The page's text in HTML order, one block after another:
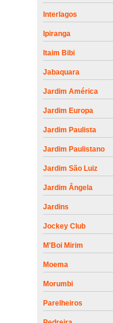
Interlagos
Ipiranga
Itaim Bibi
Jabaquara
Jardim América
Jardim Europa
Jardim Paulista
Jardim Paulistano
Jardim São Luiz
Jardim Ângela
Jardins
Jockey Club
M'Boi Mirim
Moema
Morumbi
Parelheiros